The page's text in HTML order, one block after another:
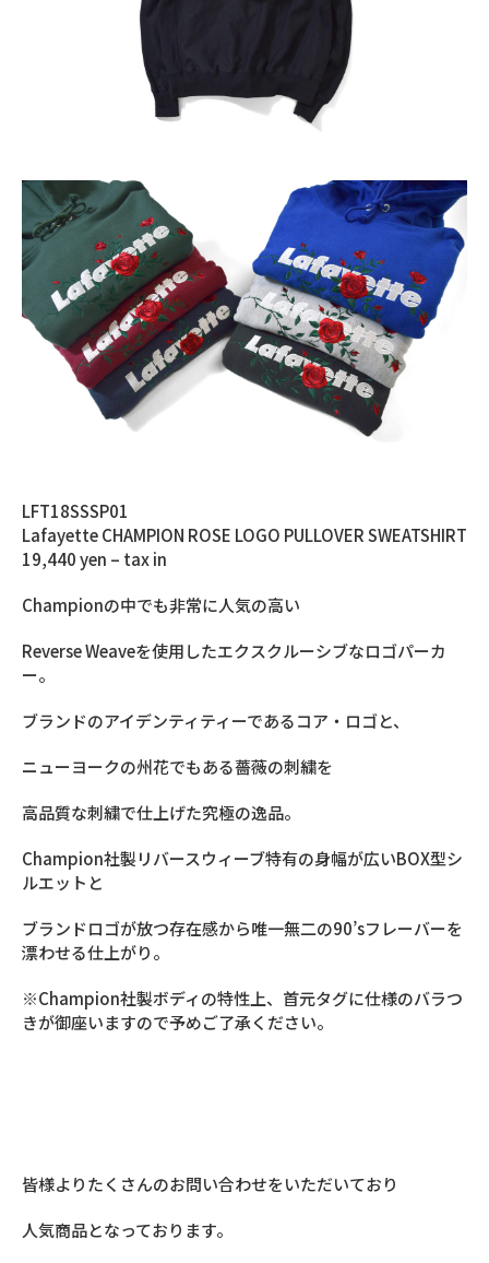
LFT18SSSP01
Lafayette CHAMPION ROSE LOGO PULLOVER SWEATSHIRT
19,440 yen – tax in
Championの中でも非常に人気の高い
Reverse Weaveを使用したエクスクルーシブなロゴパーカ
ー。
ブランドのアイデンティティーであるコア・ロゴと、
ニューヨークの州花でもある薔薇の刺繍を
高品質な刺繍で仕上げた究極の逸品。
Champion社製リバースウィーブ特有の身幅が広いBOX型シ
ルエットと
ブランドロゴが放つ存在感から唯一無二の90’sフレーバーを
漂わせる仕上がり。
※Champion社製ボディの特性上、首元タグに仕様のバラつ
きが御座いますので予めご了承ください。
皆様よりたくさんのお問い合わせをいただいており
人気商品となっております。